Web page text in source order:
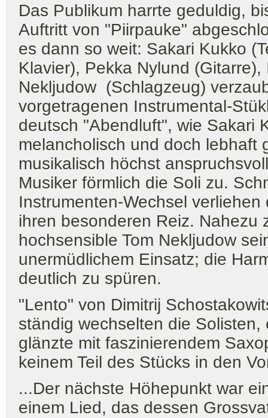
Das Publikum harrte geduldig,
Auftritt von "Piirpauke"
es dann so weit: Sakari Kukko
Klavier), Pekka Nylund
Nekljudow (Schlagzeug)
vorgetragenen Instrumental-
deutsch "Abendluft", wie Sakari
melancholisch und doch lebhaft
musikalisch höchst
Musiker förmlich die Soli zu.
Instrumenten-Wechsel
ihren besonderen Reiz. Nahezu
hochsensible Tom Nekljudow
unermüdlichem Einsatz; die
deutlich zu spüren.
"Lento" von Dimitrij
ständig wechselten die
glänzte mit faszinierendem
keinem Teil des Stücks in den
...Der nächste Höhepunkt war
einem Lied, das dessen